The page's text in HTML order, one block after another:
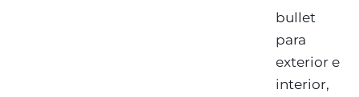
bullet
para
exterior e
interior,